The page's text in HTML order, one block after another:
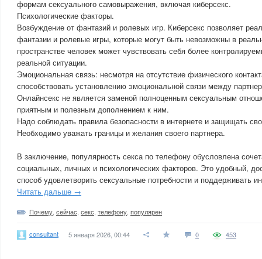
формам сексуального самовыражения, включая киберсекс.
Психологические факторы.
Возбуждение от фантазий и ролевых игр. Киберсекс позволяет
фантазии и ролевые игры, которые могут быть невозможны в
пространстве человек может чувствовать себя более
реальной ситуации.
Эмоциональная связь: несмотря на отсутствие физического
способствовать установлению эмоциональной связи между
Онлайнсекс не является заменой полноценным сексуальным
приятным и полезным дополнением к ним.
Надо соблюдать правила безопасности в интернете и защищать
Необходимо уважать границы и желания своего партнера.
В заключение, популярность секса по телефону обусловлена
социальных, личных и психологических факторов. Это удобный,
способ удовлетворить сексуальные потребности и поддерживать
Читать дальше →
Почему сейчас секс телефону популярен
consultant 5 января 2026, 00:44 0 453